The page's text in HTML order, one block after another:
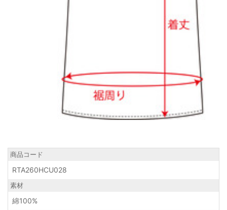
商品コード
RTA260HCU028
素材
綿100%